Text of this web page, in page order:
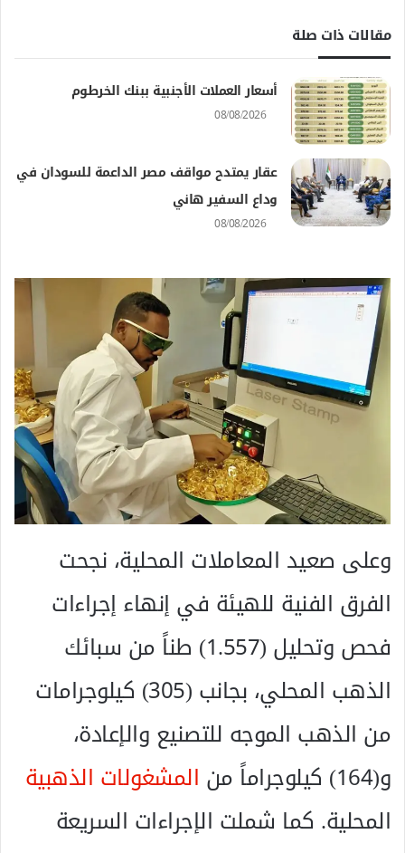
مقالات ذات صلة
أسعار العملات الأجنبية ببنك الخرطوم
08/08/2026
عقار يمتدح مواقف مصر الداعمة للسودان في
وداع السفير هاني
08/08/2026
وعلى صعيد المعاملات المحلية، نجحت
الفرق الفنية للهيئة في إنهاء إجراءات
فحص وتحليل (1.557) طناً من سبائك
الذهب المحلي، بجانب (305) كيلوجرامات
من الذهب الموجه للتصنيع والإعادة،
و(164) كيلوجراماً من
المشغولات الذهبية
المحلية. كما شملت الإجراءات السريعة